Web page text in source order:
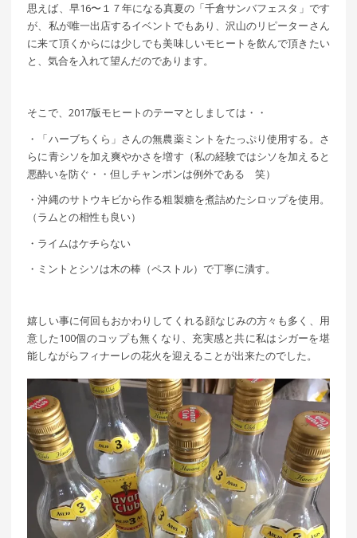
思えば、早16〜１７年になる真夏の「千倉サンバフェスタ」です
が、私が唯一出店するイベントでもあり、沢山のリピーターさん
に来て頂くからには少しでも美味しいモヒートを飲んで頂きたい
と、気合を入れて望んだのであります。
そこで、2017版モヒートのテーマとしましては・・
・「ハーブちくら」さんの無農薬ミントをたっぷり使用する。さ
らに青シソを加え爽やかさを増す（私の経験ではシソを加えると
悪酔いを防ぐ・・但しチャンポンは例外である 笑）
・沖縄のサトウキビから作る粗製糖を煮詰めたシロップを使用。
（ラムとの相性も良い）
・ライムはケチらない
・ミントとシソは木の棒（ペストル）で丁寧に潰す。
嬉しい事に何回もおかわりしてくれる顔なじみの方々も多く、用
意した100個のコップも無くなり、充実感と共に私はシガーを堪
能しながらフィナーレの花火を迎えることが出来たのでした。